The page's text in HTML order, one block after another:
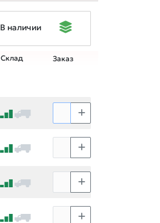
В наличии
Склад Заказ